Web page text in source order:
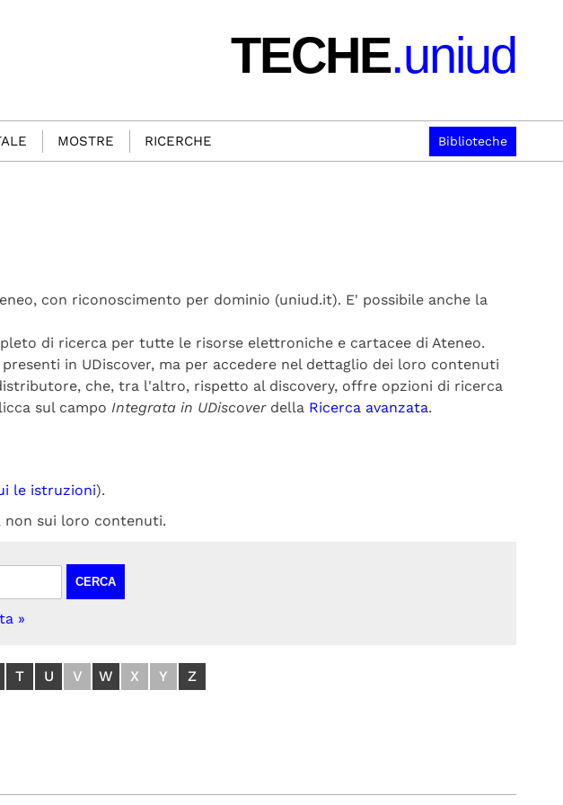
TECHE.uniud
MOSTRE RICERCHE Biblioteche
con riconoscimento per dominio (uniud.it). E' possibile anche la
di ricerca per tutte le risorse elettroniche e cartacee di Ateneo.
in UDiscover, ma per accedere nel dettaglio dei loro contenuti
che, tra l'altro, rispetto al discovery, offre opzioni di ricerca
sul campo Integrata in UDiscoverdella Ricerca avanzata.
le istruzioni).
non sui loro contenuti.
CERCA
»
T U V W X Y Z